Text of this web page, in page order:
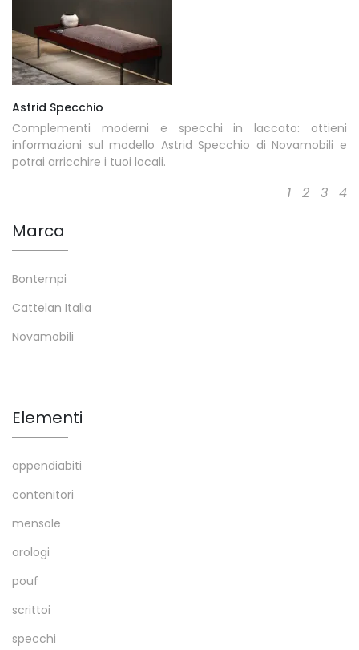
Astrid Specchio
Complementi moderni e specchi in laccato: ottieni
informazioni sul modello Astrid Specchio di Novamobili e
potrai arricchire i tuoi locali.
1 2 3 4
Marca
Bontempi
Cattelan Italia
Novamobili
Elementi
appendiabiti
contenitori
mensole
orologi
pouf
scrittoi
specchi